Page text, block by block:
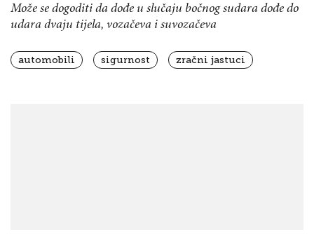
Može se dogoditi da dođe u slučaju bočnog sudara dođe do
udara dvaju tijela, vozačeva i suvozačeva
automobili sigurnost zračni jastuci